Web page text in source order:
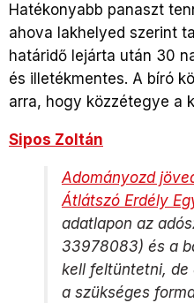
Hatékonyabb panaszt
ahova lakhelyed szerint
határidő lejárta után 30
és illetékmentes. A bíró
arra, hogy közzétegye a
Sipos Zoltán
Adományozd
Átlátszó Erdély
adatlapon az
33978083) és a
kell feltüntetni, de
a szükséges